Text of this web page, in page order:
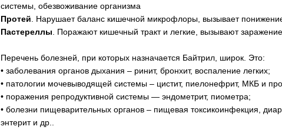
системы, обезвоживание организма
Протей . Нарушает баланс кишечной микрофлоры, вызывает
Пастереллы . Поражают кишечный тракт и легкие, вызывают
Перечень болезней, при которых назначается Байтрил, широк. Это:
• заболевания органов дыхания – ринит, бронхит, воспаление легких;
• патологии мочевыводящей системы – цистит, пиелонефрит, МКБ и
• поражения репродуктивной системы — эндометрит, пиометра;
• болезни пищеварительных органов – пищевая токсикоинфекция,
энтерит и др..